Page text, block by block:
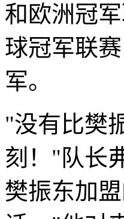
和欧洲冠
球冠军联
军。
"没有比樊
刻！"队长
樊振东加